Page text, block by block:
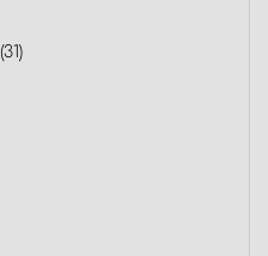
(31)